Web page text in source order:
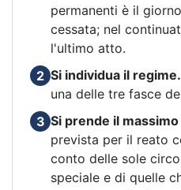
permanenti è il
cessata; nel
l'ultimo atto.
2 Si individua il regime.
una delle tre fasce
3 Si prende il
prevista per il reato
conto delle sole
speciale e di quelle